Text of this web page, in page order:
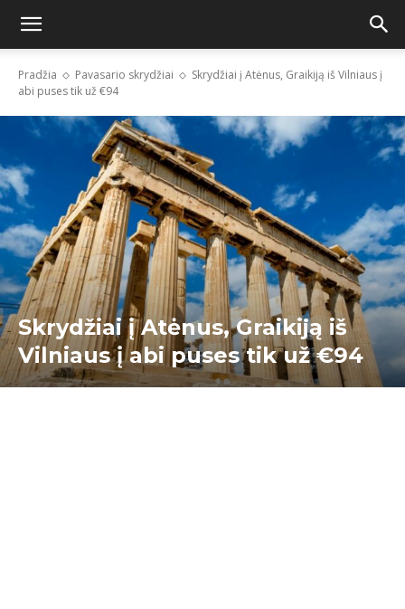
Pradžia Pavasario skrydžiai
Skrydžiai į Atėnus, Graikiją iš Vilniaus į
abi puses tik už €94
Skrydžiai į Atėnus, Graikiją iš
Vilniaus į abi puses tik už €94